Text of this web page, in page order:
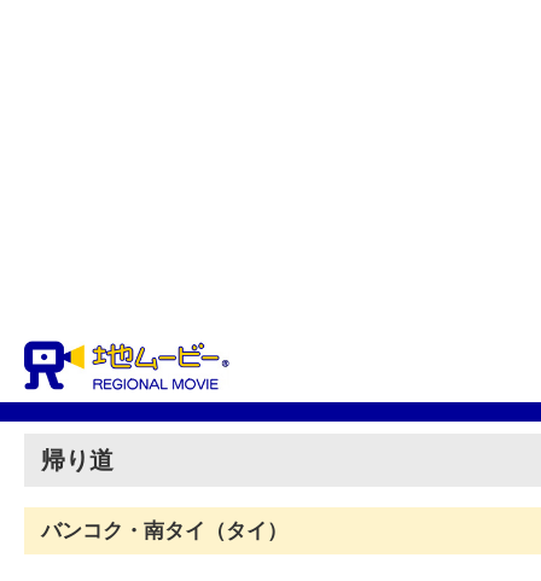
帰り道
バンコク・南タイ（タイ）